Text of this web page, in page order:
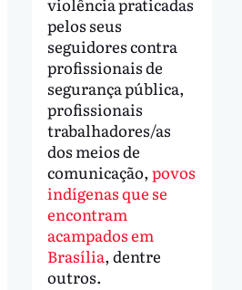
pelos seus
seguidores contra
profissionais de
segurança pública,
profissionais
trabalhadores/as
dos meios de
comunicação, povos
indígenas que se
encontram
acampados em
Brasília, dentre
outros.